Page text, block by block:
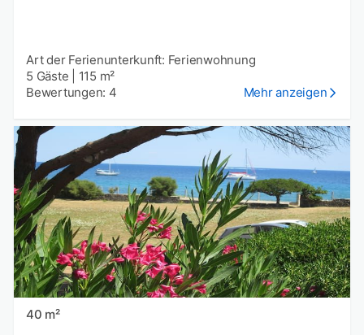
Art der Ferienunterkunft: Ferienwohnung
5 Gäste
115 m²
Bewertungen: 4
Mehr anzeigen
40 m²